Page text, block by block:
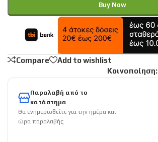
Buy Now
Compare
Add to wishlist
Κοινοποίηση:
Παραλαβή από το
κατάστημα
Θα ενημερωθείτε για την ημέρα και
ώρα παραλαβής.